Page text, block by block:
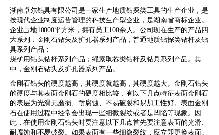
湖南卓尔钻具有限公司是一家生产地质钻探类工具的生产企业，是
按现代企业制度运营管理的科技生产型企业，是湖南省商标企业。
企业占地10000平方米，拥有员工100余人。公司现在生产的产品四
大系列：金刚石钻头及扩孔器系列产品；普通地质钻探类钻杆及钻
具系列产品；
煤矿用钻头钻杆系列产品；绳索取芯类钻杆及钻具系列产品。其
中，金刚石钻头及扩孔器系列产品。
金刚石钻头的硬度越高，其硬度就越高，其硬度越大。金刚石钻头
的硬度与其表面金刚石的硬度相比较，有以下几点特征表面金刚石
的表层为光滑无磨损、耐腐蚀、不易破裂和易加工性好。表面金刚
石在使用过程中经常会出现一些细微裂纹或者是凹陷等现象。因
此，在使用金刚石钻头时要注意以下几点首先要注意表面的光滑、
耐腐蚀和不易破裂。如果表面有一些细微裂纹，应立即更换表面。